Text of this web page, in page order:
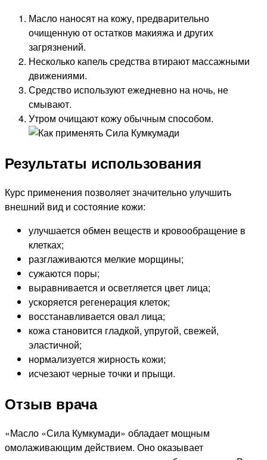
Масло наносят на кожу, предварительно
очищенную от остатков макияжа и других
загрязнений.
Несколько капель средства втирают массажными
движениями.
Средство используют ежедневно на ночь, не
смывают.
Утром очищают кожу обычным способом.
Результаты использования
Курс применения позволяет значительно улучшить
внешний вид и состояние кожи:
улучшается обмен веществ и кровообращение в
клетках;
разглаживаются мелкие морщины;
сужаются поры;
выравнивается и осветляется цвет лица;
ускоряется регенерация клеток;
восстанавливается овал лица;
кожа становится гладкой, упругой, свежей,
эластичной;
нормализуется жирность кожи;
исчезают черные точки и прыщи.
Отзыв врача
«Масло «Сила Кумкумади» обладает мощным
омолаживающим действием. Оно оказывает